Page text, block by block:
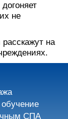
не
на
СПА